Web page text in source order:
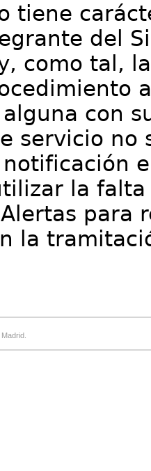
tiene
del
como tal,
con
servicio no
la
para
la